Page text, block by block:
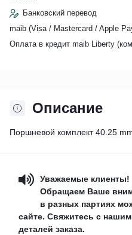
Банковский перевод
maib (Visa / Mastercard / Apple
Оплата в кредит maib Liberty
Описание
Поршневой комплект 40.25
Уважаемые клиенты!
Обращаем Ваше
в разных партиях
сайте. Свяжитесь с
деталей заказа.